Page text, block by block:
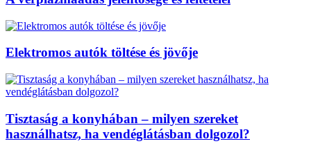
Elektromos autók töltése és jövője
Tisztaság a konyhában – milyen szereket
használhatsz, ha vendéglátásban dolgozol?